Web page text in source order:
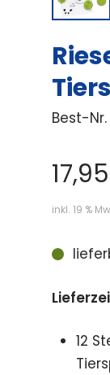
Best-Nr.
17,95
inkl. 19 %
12